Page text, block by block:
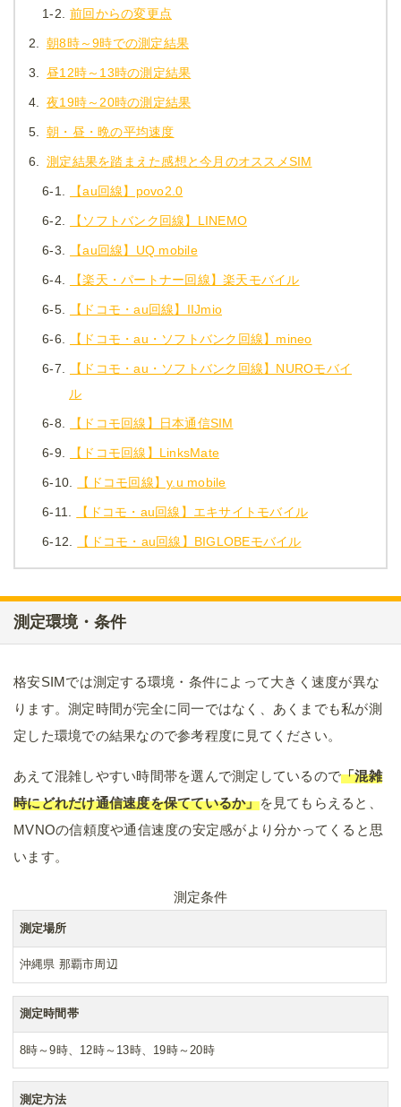
1-2. 前回からの変更点
2. 朝8時～9時での測定結果
3. 昼12時～13時の測定結果
4. 夜19時～20時の測定結果
5. 朝・昼・晩の平均速度
6. 測定結果を踏まえた感想と今月のオススメSIM
6-1. 【au回線】povo2.0
6-2. 【ソフトバンク回線】LINEMO
6-3. 【au回線】UQ mobile
6-4. 【楽天・パートナー回線】楽天モバイル
6-5. 【ドコモ・au回線】IIJmio
6-6. 【ドコモ・au・ソフトバンク回線】mineo
6-7.
【ドコモ・au・ソフトバンク回線】NUROモバイ
ル
6-8. 【ドコモ回線】日本通信SIM
6-9. 【ドコモ回線】LinksMate
6-10. 【ドコモ回線】y.u mobile
6-11. 【ドコモ・au回線】エキサイトモバイル
6-12. 【ドコモ・au回線】BIGLOBEモバイル
測定環境・条件
格安SIMでは測定する環境・条件によって大きく速度が異な
ります。測定時間が完全に同一ではなく、あくまでも私が測
定した環境での結果なので参考程度に見てください。
あえて混雑しやすい時間帯を選んで測定しているので「混雑
時にどれだけ通信速度を保てているか」を見てもらえると、
MVNOの信頼度や通信速度の安定感がより分かってくると思
います。
測定条件
測定場所
沖縄県 那覇市周辺
測定時間帯
8時～9時、12時～13時、19時～20時
測定方法